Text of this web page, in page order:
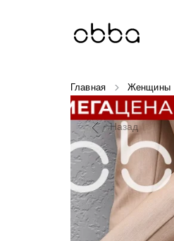
Главная Женщины
Назад